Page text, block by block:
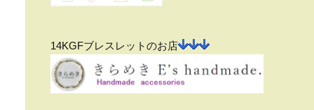
14KGFブレスレットのお店